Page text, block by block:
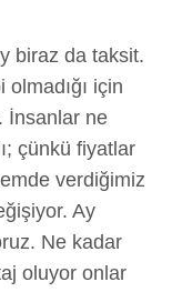
biraz da taksit.
için
İnsanlar ne
çünkü fiyatlar
verdiğimiz
Ay
Ne kadar
oluyor onlar